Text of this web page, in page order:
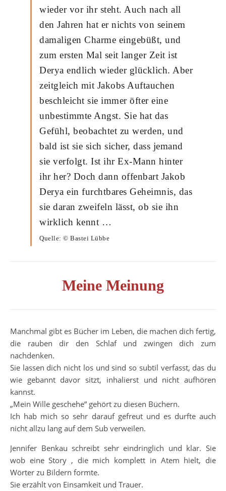
wieder vor ihr steht. Auch nach all
den Jahren hat er nichts von seinem
damaligen Charme eingebüßt, und
zum ersten Mal seit langer Zeit ist
Derya endlich wieder glücklich. Aber
zeitgleich mit Jakobs Auftauchen
beschleicht sie immer öfter eine
unbestimmte Angst. Sie hat das
Gefühl, beobachtet zu werden, und
bald ist sie sich sicher, dass jemand
sie verfolgt. Ist ihr Ex-Mann hinter
ihr her? Doch dann offenbart Jakob
Derya ein furchtbares Geheimnis, das
sie daran zweifeln lässt, ob sie ihn
wirklich kennt …
Quelle: © Bastei Lübbe
Meine Meinung
Manchmal gibt es Bücher im Leben, die machen dich fertig,
die rauben dir den Schlaf und zwingen dich zum
nachdenken.
Sie lassen dich nicht los und sind so subtil verfasst, das du
wie gebannt davor sitzt, inhalierst und nicht aufhören
kannst.
„Mein Wille geschehe“ gehört zu diesen Büchern.
Ich hab mich so sehr darauf gefreut und es durfte auch
nicht allzu lang auf dem Sub verweilen.
Jennifer Benkau schreibt sehr eindringlich und klar. Sie
wob eine Story , die mich komplett in Atem hielt, die
Wörter zu Bildern formte.
Sie erzählt von Einsamkeit und Trauer.